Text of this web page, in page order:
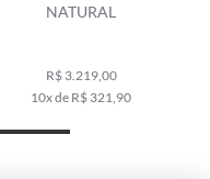
NATURAL
R$ 3.219,00
10x de R$ 321,90